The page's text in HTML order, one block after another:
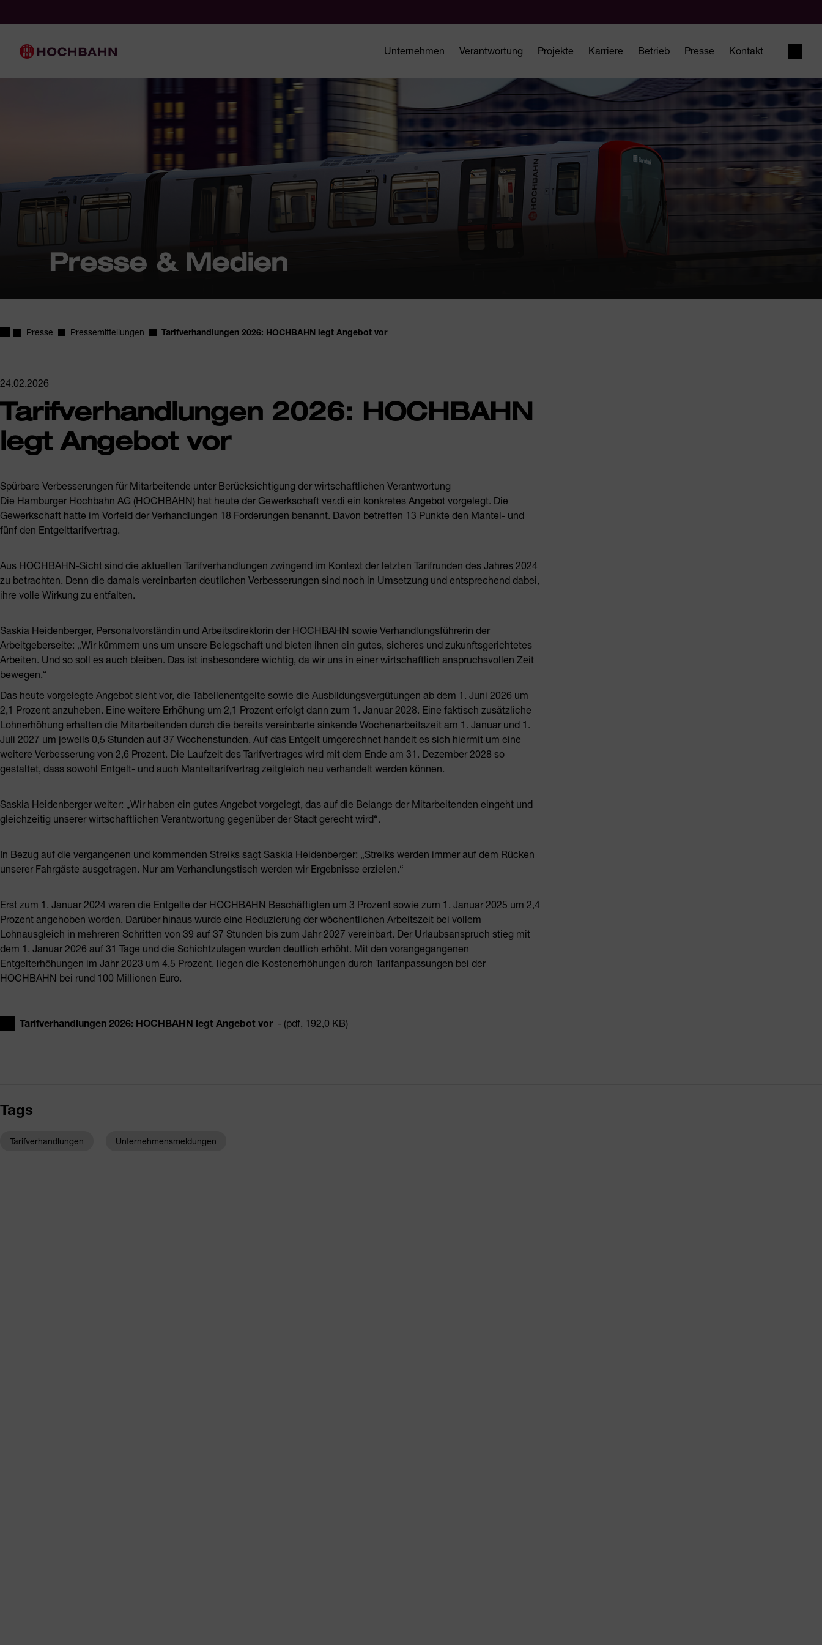
Hauptnavigation
Unternehmen Verantwortung Projekte Karriere Betrieb Presse Kontakt
Presse & Medien
Startseite
Presse Pressemitteilungen Tarifverhandlungen 2026: HOCHBAHN legt Angebot vor
24.02.2026
Tarifverhandlungen 2026: HOCHBAHN
legt Angebot vor
Spürbare Verbesserungen für Mitarbeitende unter Berücksichtigung der wirtschaftlichen Verantwortung
Die Hamburger Hochbahn AG (HOCHBAHN) hat heute der Gewerkschaft ver.di ein konkretes Angebot vorgelegt. Die
Gewerkschaft hatte im Vorfeld der Verhandlungen 18 Forderungen benannt. Davon betreffen 13 Punkte den Mantel- und
fünf den Entgelttarifvertrag.
Aus HOCHBAHN-Sicht sind die aktuellen Tarifverhandlungen zwingend im Kontext der letzten Tarifrunden des Jahres 2024
zu betrachten. Denn die damals vereinbarten deutlichen Verbesserungen sind noch in Umsetzung und entsprechend dabei,
ihre volle Wirkung zu entfalten.
Saskia Heidenberger, Personalvorständin und Arbeitsdirektorin der HOCHBAHN sowie Verhandlungsführerin der
Arbeitgeberseite: „Wir kümmern uns um unsere Belegschaft und bieten ihnen ein gutes, sicheres und zukunftsgerichtetes
Arbeiten. Und so soll es auch bleiben. Das ist insbesondere wichtig, da wir uns in einer wirtschaftlich anspruchsvollen Zeit
bewegen.“
Das heute vorgelegte Angebot sieht vor, die Tabellenentgelte sowie die Ausbildungsvergütungen ab dem 1. Juni 2026 um
2,1 Prozent anzuheben. Eine weitere Erhöhung um 2,1 Prozent erfolgt dann zum 1. Januar 2028. Eine faktisch zusätzliche
Lohnerhöhung erhalten die Mitarbeitenden durch die bereits vereinbarte sinkende Wochenarbeitszeit am 1. Januar und 1.
Juli 2027 um jeweils 0,5 Stunden auf 37 Wochenstunden. Auf das Entgelt umgerechnet handelt es sich hiermit um eine
weitere Verbesserung von 2,6 Prozent. Die Laufzeit des Tarifvertrages wird mit dem Ende am 31. Dezember 2028 so
gestaltet, dass sowohl Entgelt- und auch Manteltarifvertrag zeitgleich neu verhandelt werden können.
Saskia Heidenberger weiter: „Wir haben ein gutes Angebot vorgelegt, das auf die Belange der Mitarbeitenden eingeht und
gleichzeitig unserer wirtschaftlichen Verantwortung gegenüber der Stadt gerecht wird“.
In Bezug auf die vergangenen und kommenden Streiks sagt Saskia Heidenberger: „Streiks werden immer auf dem Rücken
unserer Fahrgäste ausgetragen. Nur am Verhandlungstisch werden wir Ergebnisse erzielen.“
Erst zum 1. Januar 2024 waren die Entgelte der HOCHBAHN Beschäftigten um 3 Prozent sowie zum 1. Januar 2025 um 2,4
Prozent angehoben worden. Darüber hinaus wurde eine Reduzierung der wöchentlichen Arbeitszeit bei vollem
Lohnausgleich in mehreren Schritten von 39 auf 37 Stunden bis zum Jahr 2027 vereinbart. Der Urlaubsanspruch stieg mit
dem 1. Januar 2026 auf 31 Tage und die Schichtzulagen wurden deutlich erhöht. Mit den vorangegangenen
Entgelterhöhungen im Jahr 2023 um 4,5 Prozent, liegen die Kostenerhöhungen durch Tarifanpassungen bei der
HOCHBAHN bei rund 100 Millionen Euro.
Tarifverhandlungen 2026: HOCHBAHN legt Angebot vor - (pdf, 192,0 KB)
Tags
Tarifverhandlungen Unternehmensmeldungen